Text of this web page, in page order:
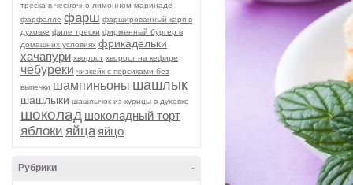
треска в чесночно-лимонном маринаде
фарфалле фарш фаршированный карп в
духовке филе трески фирменный бургер в
домашних условиях фрикадельки
хачапури хворост хворост на кефире
чебуреки чизкейк с персиками без
выпечки шампиньоны шашлык
шашлыки шашлычок из курицы в духовке
шоколад шоколадный торт
яблоки яйца яйцо
-
Рубрики